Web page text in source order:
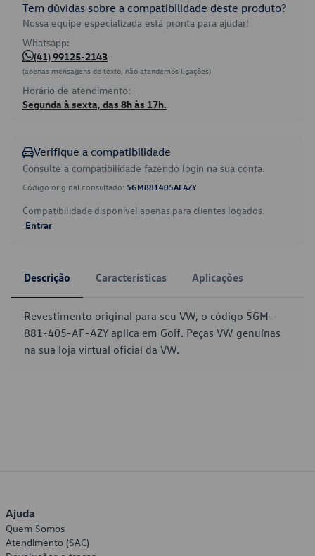
Tem dúvidas sobre a compatibilidade deste produto?
Nossa equipe especializada está pronta para ajudar!
Whatsapp:
(41) 99125-2143
(apenas mensagens de texto, não atendemos ligações)
Horário de atendimento:
Segunda à sexta, das 8h às 17h.
Verifique a compatibilidade
Consulte a compatibilidade fazendo login na sua conta.
Código original consultado: 5GM881405AFAZY
Compatibilidade disponível apenas para clientes logados.
Entrar
Descrição Características Aplicações
Revestimento original para seu VW, o código 5GM-
881-405-AF-AZY aplica em Golf. Peças VW genuínas
na sua loja virtual oficial da VW.
Ajuda
Quem Somos
Atendimento (SAC)